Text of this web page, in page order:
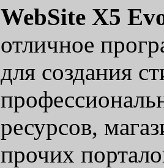
WebSite X5
отличное
для создания
ресурсов,
прочих